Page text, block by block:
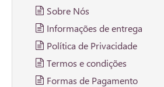
Sobre Nós
Informações de entrega
Política de Privacidade
Termos e condições
Formas de Pagamento